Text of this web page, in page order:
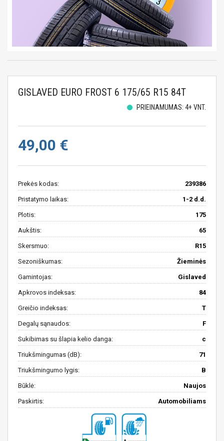
GISLAVED EURO FROST 6 175/65 R15 84T
PRIEINAMUMAS: 4+ VNT.
49,00 €
Prekės kodas: 239386
Pristatymo laikas: 1-2 d.d.
Plotis: 175
Aukštis: 65
Skersmuo: R15
Sezoniškumas: Žieminės
Gamintojas: Gislaved
Apkrovos indeksas: 84
Greičio indeksas: T
Degalų sąnaudos: F
Sukibimas su šlapia kelio danga: c
Triukšmingumas (dB): 71
Triukšmingumo lygis: B
Būklė: Naujos
Paskirtis: Automobiliams